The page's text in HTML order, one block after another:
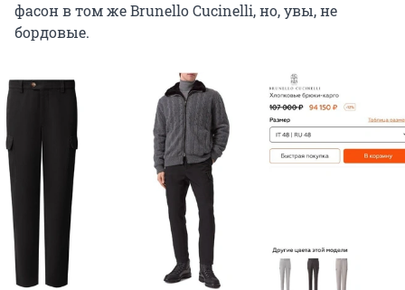
фасон в том же Brunello Cucinelli, но, увы, не
бордовые.